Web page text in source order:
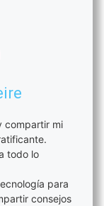
compartir mi
todo lo
para
consejos